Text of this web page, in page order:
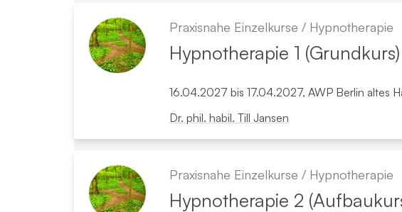
Praxisnahe Einzelkurse / Hypno­therapie
Hypno­therapie 1 (Grundkurs)
16.04.2027 bis 17.04.2027, AWP Berlin altes
Dr. phil. habil. Till Jansen
Praxisnahe Einzelkurse / Hypno­therapie
Hypno­therapie 2